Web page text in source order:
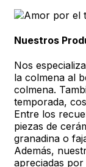
Nuestros
Nos
la colmena al
colmena.
temporada,
Entre los
piezas de
granadina o
Además,
apreciadas